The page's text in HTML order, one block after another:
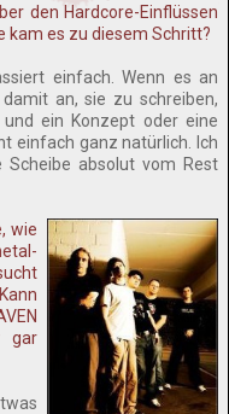
den Hardcore-Einflüssen
kam es zu diesem Schritt?
einfach. Wenn es an
an, sie zu schreiben,
ein Konzept oder eine
einfach ganz natürlich. Ich
Scheibe absolut vom Rest
wie
gar